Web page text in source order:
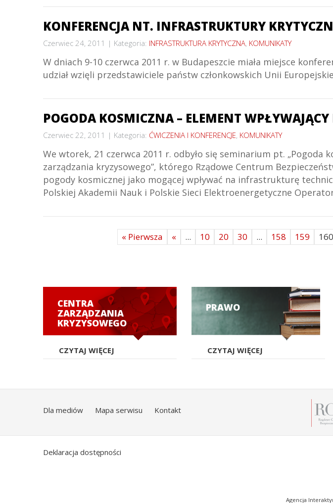
KONFERENCJA NT. INFRASTRUKTURY
Czerwiec 24, 2011 Kategoria: INFRASTRUKTURA KRYTYCZNA, KOMUNIKATY
W dniach 9-10 czerwca 2011 r. w Budapeszcie miała miejsce
udział wzięli przedstawiciele państw członkowskich Unii
POGODA KOSMICZNA – ELEMENT
Czerwiec 22, 2011 Kategoria: ĆWICZENIA I KONFERENCJE, KOMUNIKATY
We wtorek, 21 czerwca 2011 r. odbyło się seminarium pt.
zarządzania kryzysowego”, którego Rządowe Centrum
pogody kosmicznej jako mogącej wpływać na infrastrukturę
Polskiej Akademii Nauk i Polskie Sieci Elektroenergetyczne
« Pierwsza
« ... 10 20 30 ... 158 159 160
CENTRA
ZARZĄDZANIA
KRYZYSOWEGO
CZYTAJ WIĘCEJ
PRAWO
CZYTAJ WIĘCEJ
Dla mediów Mapa serwisu Kontakt
Deklaracja dostępności
Agencja